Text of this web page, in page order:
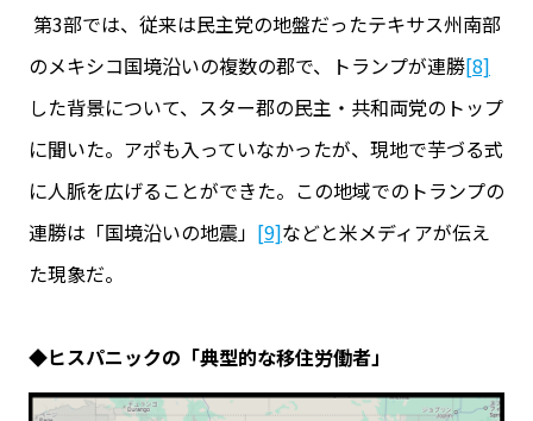
第3部では、従来は民主党の地盤だったテキサス州南部
のメキシコ国境沿いの複数の郡で、トランプが連勝[8]
した背景について、スター郡の民主・共和両党のトップ
に聞いた。アポも入っていなかったが、現地で芋づる式
に人脈を広げることができた。この地域でのトランプの
連勝は「国境沿いの地震」 [9]などと米メディアが伝え
た現象だ。
◆ヒスパニックの「典型的な移住労働者」